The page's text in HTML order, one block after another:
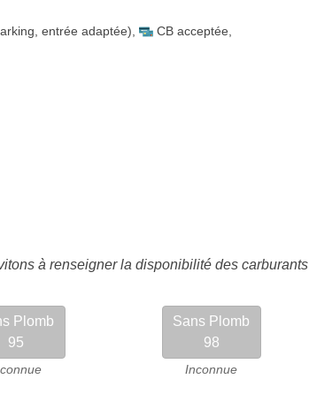
entrée adaptée) CB acceptée
à renseigner la disponibilité des carburants
Plomb
95
Sans Plomb
98
Inconnue